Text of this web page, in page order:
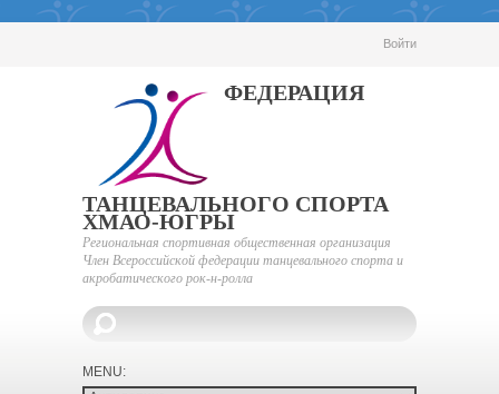
Войти
ФЕДЕРАЦИЯ
ТАНЦЕВАЛЬНОГО СПОРТА
ХМАО-ЮГРЫ
Региональная спортивная общественная организация
Член Всероссийской федерации танцевального спорта и
акробатического рок-н-ролла